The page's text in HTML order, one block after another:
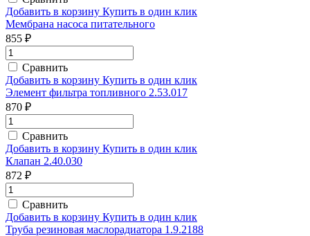
Добавить в корзину Купить в один клик
Мембрана насоса питательного
855 ₽
Сравнить
Добавить в корзину Купить в один клик
Элемент фильтра топливного 2.53.017
870 ₽
Сравнить
Добавить в корзину Купить в один клик
Клапан 2.40.030
872 ₽
Сравнить
Добавить в корзину Купить в один клик
Труба резиновая маслорадиатора 1.9.2188